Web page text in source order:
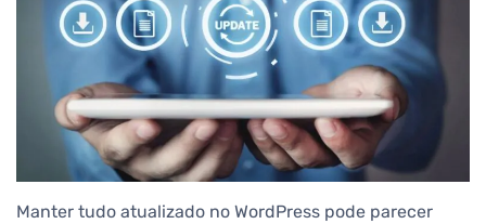
Manter tudo atualizado no WordPress pode parecer